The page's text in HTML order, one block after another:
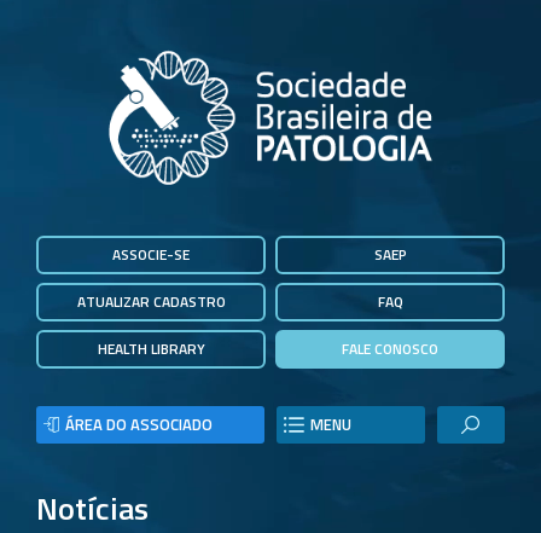
ASSOCIE-SE
ATUALIZAR CADASTRO
HEALTH LIBRARY
SAEP
FAQ
FALE CONOSCO
ÁREA DO ASSOCIADO MENU
Notícias